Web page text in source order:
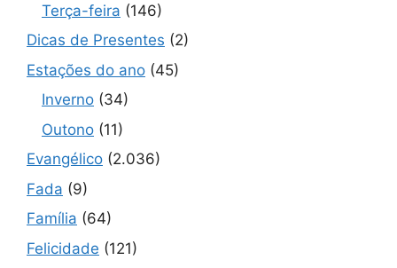
Terça-feira (146)
Dicas de Presentes (2)
Estações do ano (45)
Inverno (34)
Outono (11)
Evangélico (2.036)
Fada (9)
Família (64)
Felicidade (121)